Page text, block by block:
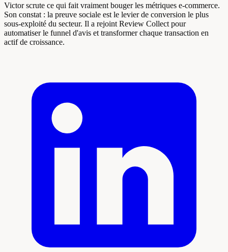
Victor scrute ce qui fait vraiment bouger les métriques e-commerce.
Son constat : la preuve sociale est le levier de conversion le plus
sous-exploité du secteur. Il a rejoint Review Collect pour
automatiser le funnel d'avis et transformer chaque transaction en
actif de croissance.